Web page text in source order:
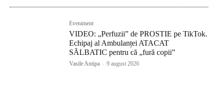
Eveniment
VIDEO: „Perfuzii” de PROSTIE pe TikTok.
Echipaj al Ambulanței ATACAT
SĂLBATIC pentru că „fură copii”
Vasile Antipa - 9 august 2026